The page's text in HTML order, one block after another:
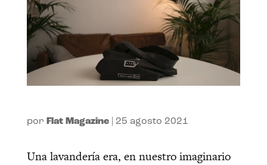
por Flat Magazine| 25 agosto 2021
Una lavandería era, en nuestro imaginario